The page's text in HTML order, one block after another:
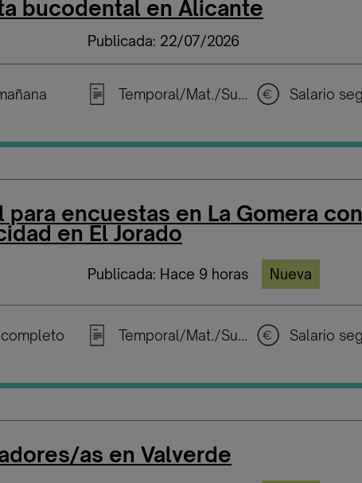
bucodental en Alicante
Publicada: 22/07/2026
Temporal/Mat./Sustitución/...
para encuestas en La Gomera con
en El Jorado
Publicada: Hace 9 horas Nueva
Temporal/Mat./Sustitución/...
as en Valverde